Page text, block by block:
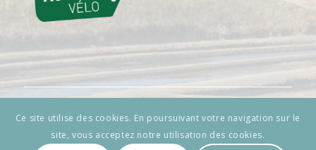
© Copyright - Cycland - Web-design par AtelierGuias
Ce site utilise des cookies. En poursuivant votre navigation sur le
site, vous acceptez notre utilisation des cookies.